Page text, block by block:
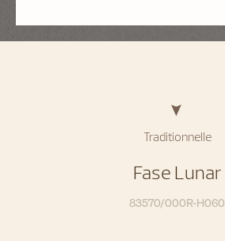
Traditionnelle
Fase Lunar
83570/000R-H060